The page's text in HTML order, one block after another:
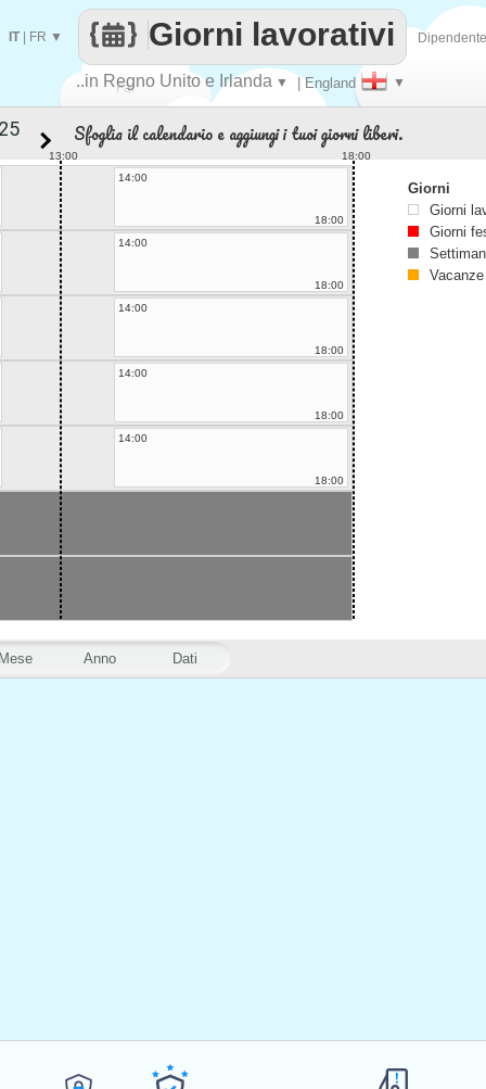
Fai
..in Regno Unito e Irlanda ▼ | England ▼
Giorni lavorativi
IT| FR ▼
Anno Dati
Sfoglia il calendario e aggiungi i tuoi giorni liberi.
13:00
18:00
14:00
18:00
14:00
18:00
14:00
18:00
14:00
18:00
14:00
18:00
Giorni
Giorni
Giorni
Vacanze